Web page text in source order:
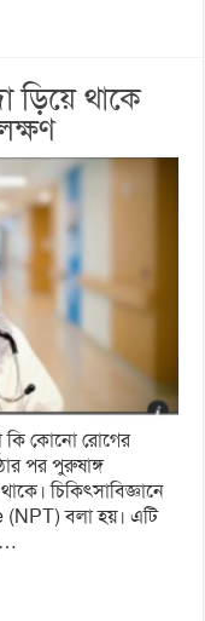
ড়িয়ে থাকে
কি কোনো রোগের
পর পুরুষাঙ্গ
চিকিৎসাবিজ্ঞানে
বলা হয়। এটি
…